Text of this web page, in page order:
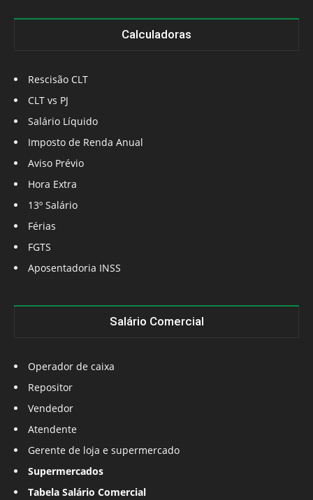
Calculadoras
Rescisão CLT
CLT vs PJ
Salário Líquido
Imposto de Renda Anual
Aviso Prévio
Hora Extra
13º Salário
Férias
FGTS
Aposentadoria INSS
Salário Comercial
Operador de caixa
Repositor
Vendedor
Atendente
Gerente de loja e supermercado
Supermercados
Tabela Salário Comercial